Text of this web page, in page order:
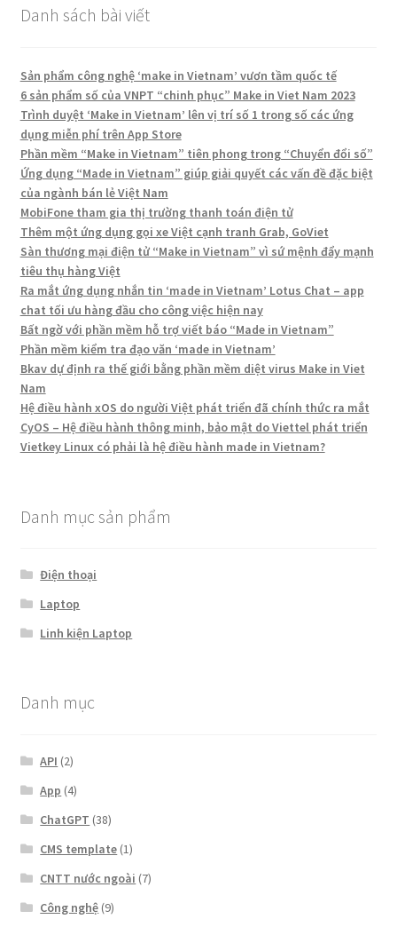
Danh sách bài viết
Sản phẩm công nghệ ‘make in Vietnam’ vươn tầm quốc tế
6 sản phẩm số của VNPT “chinh phục” Make in Viet Nam 2023
Trình duyệt ‘Make in Vietnam’ lên vị trí số 1 trong số các ứng
dụng miễn phí trên App Store
Phần mềm “Make in Vietnam” tiên phong trong “Chuyển đổi số”
Ứng dụng “Made in Vietnam” giúp giải quyết các vấn đề đặc biệt
của ngành bán lẻ Việt Nam
MobiFone tham gia thị trường thanh toán điện tử
Thêm một ứng dụng gọi xe Việt cạnh tranh Grab, GoViet
Sàn thương mại điện tử “Make in Vietnam” vì sứ mệnh đẩy mạnh
tiêu thụ hàng Việt
Ra mắt ứng dụng nhắn tin ‘made in Vietnam’ Lotus Chat – app
chat tối ưu hàng đầu cho công việc hiện nay
Bất ngờ với phần mềm hỗ trợ viết báo “Made in Vietnam”
Phần mềm kiểm tra đạo văn ‘made in Vietnam’
Bkav dự định ra thế giới bằng phần mềm diệt virus Make in Viet
Nam
Hệ điều hành xOS do người Việt phát triển đã chính thức ra mắt
CyOS – Hệ điều hành thông minh, bảo mật do Viettel phát triển
Vietkey Linux có phải là hệ điều hành made in Vietnam?
Danh mục sản phẩm
Điện thoại
Laptop
Linh kiện Laptop
Danh mục
API (2)
App (4)
ChatGPT (38)
CMS template (1)
CNTT nước ngoài (7)
Công nghệ (9)